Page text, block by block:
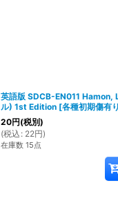
英語版 SDCB-EN011
ル) 1st Edition [各種初期傷有り
20円(税別)
(税込 : 22円)
在庫数 15点